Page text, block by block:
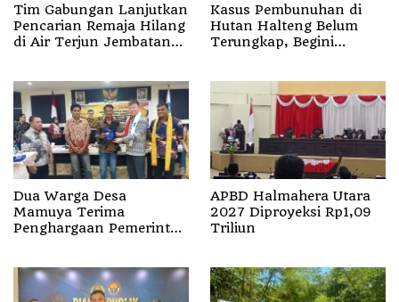
Tim Gabungan Lanjutkan
Pencarian Remaja Hilang
di Air Terjun Jembatan
Kasus Pembunuhan di
Hutan Halteng Belum
Terungkap, Begini
Dua Warga Desa
Mamuya Terima
Penghargaan Pemerintah
Dukono
APBD Halmahera Utara
2027 Diproyeksi Rp1,09
Triliun